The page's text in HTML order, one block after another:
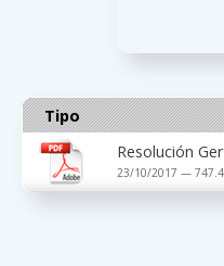
Tipo
Resolución
23/10/2017 — 747.4